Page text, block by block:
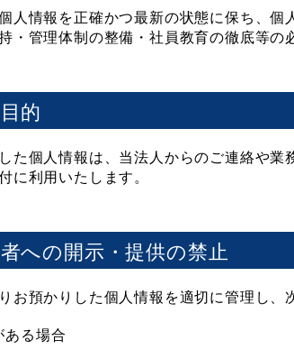
人情報を正確かつ最新の状態に保ち、
・管理体制の整備・社員教育の徹底等
的
た個人情報は、当法人からのご連絡や
に利用いたします。
への開示・提供の禁止
お預かりした個人情報を適切に管理し
ある場合